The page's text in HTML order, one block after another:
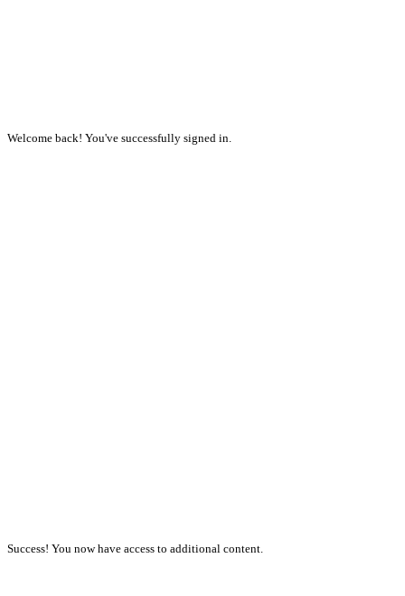
Welcome back! You've successfully signed in.
Success! You now have access to additional content.